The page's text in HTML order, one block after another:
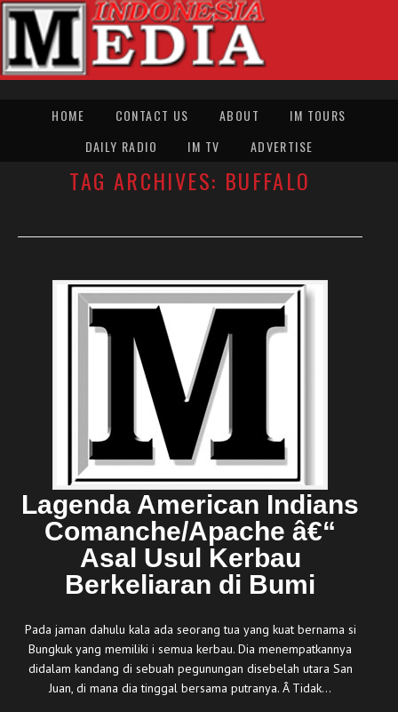
HOME CONTACT US ABOUT
IM TOURS
DAILY RADIO
IM TV ADVERTISE
TAG ARCHIVES: BUFFALO
Lagenda American Indians
Comanche/Apache â€“
Asal Usul Kerbau
Berkeliaran di Bumi
Pada jaman dahulu kala ada seorang tua yang kuat bernama si
Bungkuk yang memiliki i semua kerbau. Dia menempatkannya
didalam kandang di sebuah pegunungan disebelah utara San
Juan, di mana dia tinggal bersama putranya. Â Tidak…